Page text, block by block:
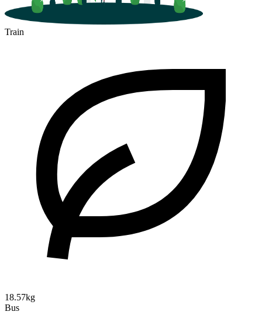
Train
18.57kg
Bus